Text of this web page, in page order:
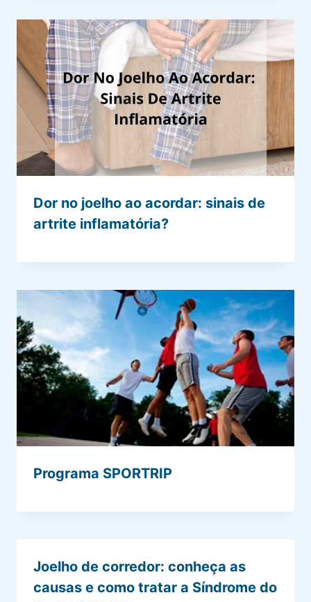
Dor no joelho ao acordar: sinais de
artrite inflamatória?
Programa SPORTRIP
Joelho de corredor: conheça as
causas e como tratar a Síndrome do